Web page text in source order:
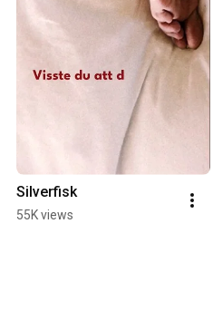
Silverfisk
55K views